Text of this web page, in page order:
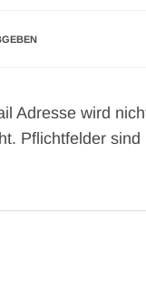
Adresse wird
Pflichtfelder sind